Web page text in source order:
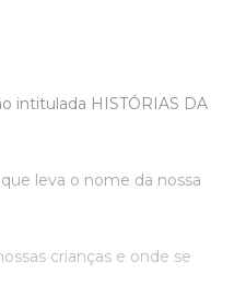
intitulada HISTÓRIAS DA
leva o nome da nossa
crianças e onde se